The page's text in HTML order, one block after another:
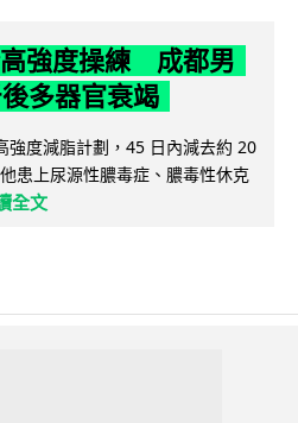
強度操練 成都男
多器官衰竭
強度減脂計劃，45 日內減去約 20
患上尿源性膿毒症、膿毒性休克
全文